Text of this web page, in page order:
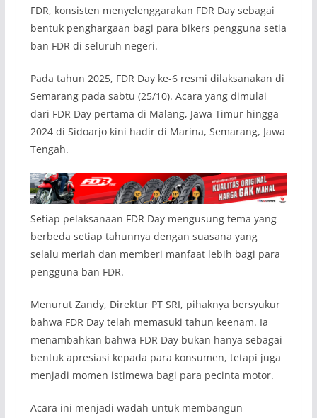
FDR, konsisten menyelenggarakan FDR Day sebagai
bentuk penghargaan bagi para bikers pengguna setia
ban FDR di seluruh negeri.
Pada tahun 2025, FDR Day ke-6 resmi dilaksanakan di
Semarang pada sabtu (25/10). Acara yang dimulai
dari FDR Day pertama di Malang, Jawa Timur hingga
2024 di Sidoarjo kini hadir di Marina, Semarang, Jawa
Tengah.
Setiap pelaksanaan FDR Day mengusung tema yang
berbeda setiap tahunnya dengan suasana yang
selalu meriah dan memberi manfaat lebih bagi para
pengguna ban FDR.
Menurut Zandy, Direktur PT SRI, pihaknya bersyukur
bahwa FDR Day telah memasuki tahun keenam. Ia
menambahkan bahwa FDR Day bukan hanya sebagai
bentuk apresiasi kepada para konsumen, tetapi juga
menjadi momen istimewa bagi para pecinta motor.
Acara ini menjadi wadah untuk membangun